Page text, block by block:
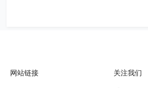
网站链接 关注我们